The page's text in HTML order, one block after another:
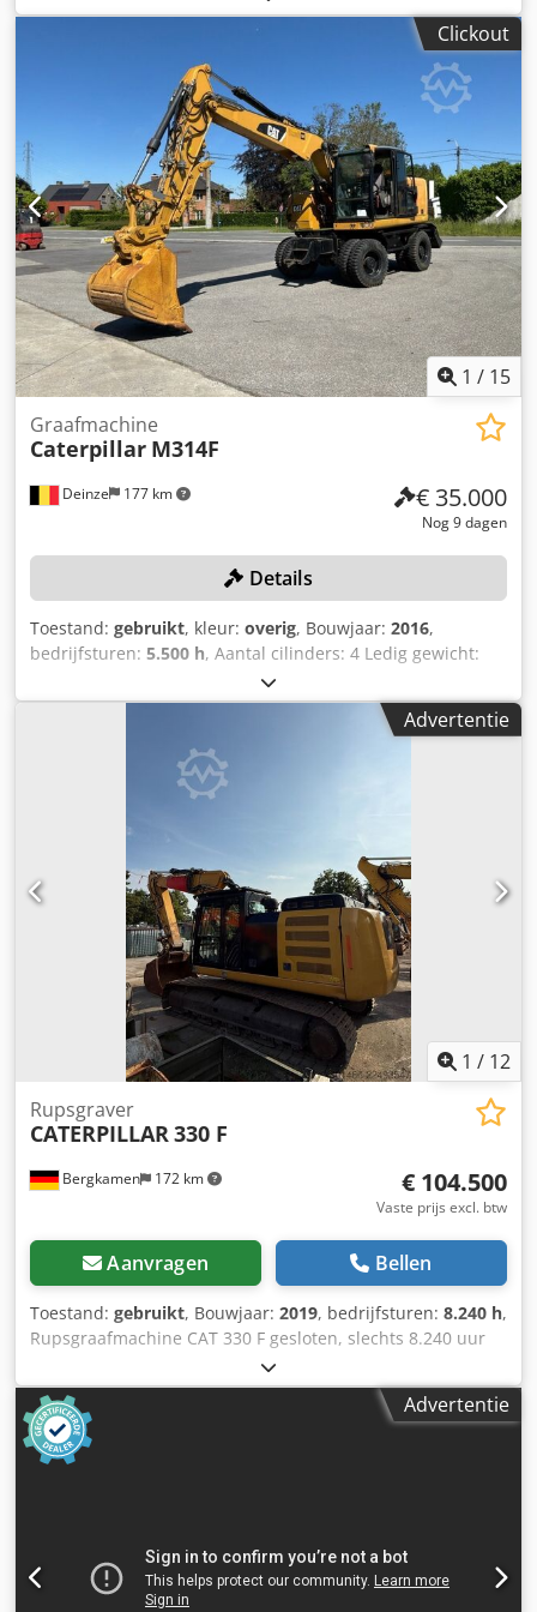
Aqozr Tqworokr * Bouwjaar: 2022 * Bedrijfsgewicht: 9.520
Clickout
1 / 15
Deinze 177 km
Graafmachine
Caterpillar M314F
€ 35.000
Nog 9 dagen
Details
Toestand: gebruikt, kleur: overig, Bouwjaar: 2016,
bedrijfsturen: 5.500 h, Aantal cilinders: 4 Ledig gewicht:
15.320 kg Breedte: 255 cm Snelwisselsysteem: ja
Serienummer: CF4A00262 Kentekenbewijs deel 1 en 2
aanwezig: ja Datum eerste toelating: 03.03.2025
Bedrijfstijden: 5500 uur Motor: Caterpillar C4,4 Aantal
cilinders: 4 Vermogen: 110 kW Bakinhoud: 0,53 m³
Graafdiepte: 5,03 m Maximale reikwijdte: 8,28 m
Breekkracht: 103 kN Rijsnelheid: tot 37 km/u Banden:
10.00-20 CE-conform: ja EPA-gekeurd Driedelig hefboom
Extra hydraulische leidingen Hydraulische snelkoppeling
Inclusief graafbak Hydraulische grijper Plaat egaliseerblad
aanwezig: ja Centrale smering aanwezig Afmetingen:
Lengte: 8250 Dkodpfxjzrv Urs Aqrsr Breedte: 2550 Hoogte:
3280 Gewicht: 15320 kg Staat: Gebruikssporen, handrem
defect, olielekkage aan de onderkant van de cabine.
Advertentie
1 / 12
Bergkamen 172 km
Rupsgraver
CATERPILLAR330 F
€ 104.500
Vaste prijs excl. btw
Aanvragen Bellen
Toestand: gebruikt, Bouwjaar: 2019, bedrijfsturen: 8.240 h,
Rupsgraafmachine CAT 330 F gesloten, slechts 8.240 uur
uitstekende staat Motor Cat C7.1, vermogen ca. 195 kW /
261 pk, bedrijfsgewicht ca. 30.900 kg Rijsnelheid ca. 5,3
km/u Graafdiepte tot 7,24 m Bereik ca. 10,8 m Bakinhoud
ca. 1,7 m³ Dkedpfozrrnnex Aqror Transportlengte ca. 10,4
m Transporthoogte ca. 3,4 m Breedte (met 800 mm
Advertentie